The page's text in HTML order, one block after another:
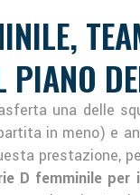
PIANO
una delle
in meno) e
prestazione,
D femminile